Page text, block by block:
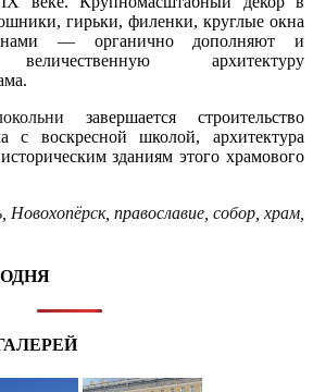
гирьки, филенки, круглые окна
— органично дополняют и
архитектуру
завершается строительство
с воскресной школой, архитектура
зданиям этого храмового
Новохопёрск, православие собор храм